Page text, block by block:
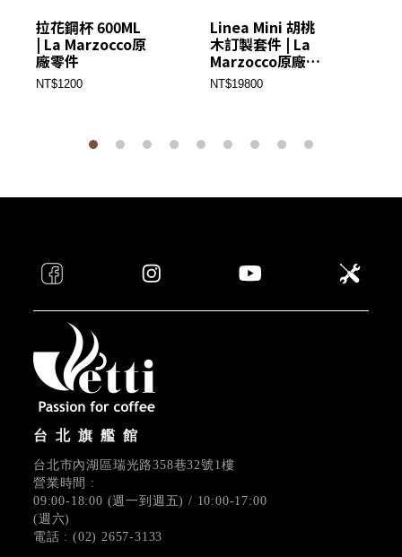
拉花鋼杯 600ML
| La Marzocco原
廠零件
NT$1200
Linea Mini 胡桃
木訂製套件 | La
Marzocco原廠零
件
NT$19800
台北旗艦館
台北市內湖區瑞光路358巷32號1樓
營業時間 :
09:00-18:00 (週一到週五) / 10:00-17:00
(週六)
電話 : (02) 2657-3133